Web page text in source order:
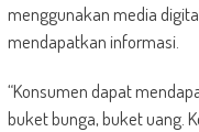
menggunakan media
mendapatkan informasi.
“Konsumen dapat
buket bunga, buket uang.